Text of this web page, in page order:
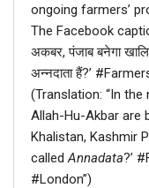
ongoing farmers’
The Facebook
अकबर, पंजाब बनेगा
अन्नदाता हैं?’
(Translation: “In
Allah-Hu-Akbar are
Khalistan, Kashmir
called Annadata?’
#London”)